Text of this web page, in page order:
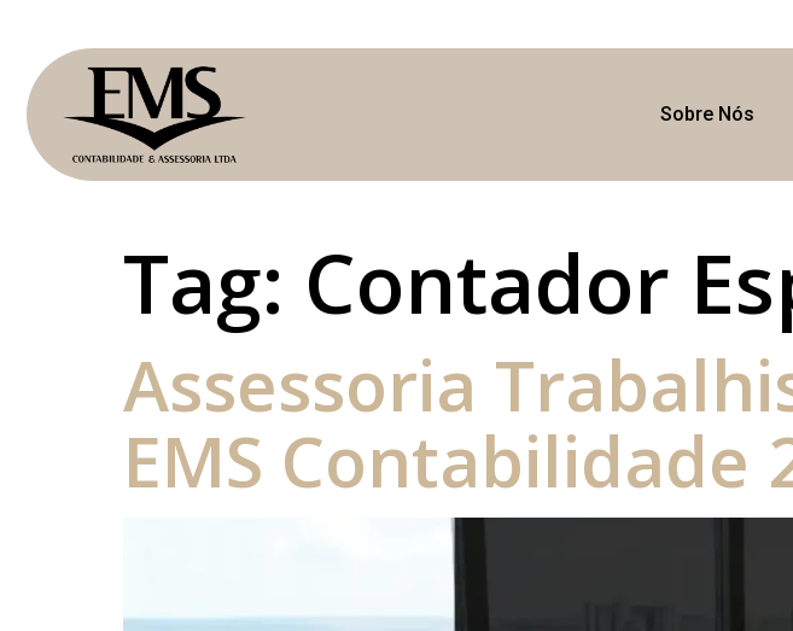
Sobre Nós
Tag: Contador
Assessoria
EMS Contabilidade